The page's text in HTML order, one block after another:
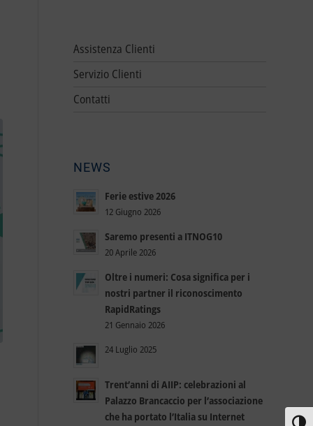
Assistenza Clienti
Servizio Clienti
Contatti
NEWS
Ferie estive 2026
12 Giugno 2026
Saremo presenti a ITNOG10
20 Aprile 2026
Oltre i numeri: Cosa significa per i
nostri partner il riconoscimento
RapidRatings
21 Gennaio 2026
24 Luglio 2025
Trent’anni di AIIP: celebrazioni al
Palazzo Brancaccio per l’associazione
che ha portato l’Italia su Internet